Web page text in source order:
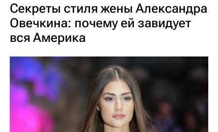
Секреты стиля жены Александра
Овечкина: почему ей завидует
вся Америка